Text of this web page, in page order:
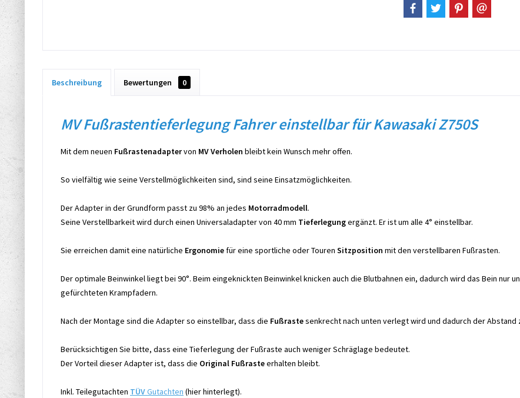
Beschreibung Bewertungen 0
MV Fußrastentieferlegung Fahrer einstellbar für Kawasaki Z750S
Mit dem neuen Fußrastenadaptervon MV Verholen bleibt kein Wunsch mehr offen.
So vielfältig wie seine Verstellmöglichkeiten sind, sind seine Einsatzmöglichkeiten.
Der Adapter in der Grundform passt zu 98% an jedes Motorradmodell.
Seine Verstellbarkeit wird durch einen Universaladapter von 40 mm Tieferlegungergänzt. Er ist um alle 4° einstellbar.
Sie erreichen damit eine natürliche Ergonomiefür eine sportliche oder Touren Sitzposition mit den verstellbaren Fußrasten.
Der optimale Beinwinkel liegt bei 90°. Beim eingeknickten Beinwinkel knicken auch die Blutbahnen ein, dadurch wird das Bein
gefürchteten Krampfadern.
Nach der Montage sind die Adapter so einstellbar, dass die Fußrastesenkrecht nach unten verlegt wird und dadurch der Abstand
Berücksichtigen Sie bitte, dass eine Tieferlegung der Fußraste auch weniger Schräglage bedeutet.
Der Vorteil dieser Adapter ist, dass die Original Fußrasteerhalten bleibt.
Inkl. Teilegutachten TÜVGutachten (hier hinterlegt).